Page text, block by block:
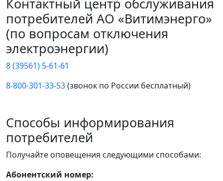
Контактный центр обслуживания
потребителей АО «Витимэнерго»
(по вопросам отключения
электроэнергии)
8 (39561) 5-61-61
8-800-301-33-53(звонок по России бесплатный)
Способы информирования
потребителей
Получайте оповещения следующими способами:
Абонентский номер: